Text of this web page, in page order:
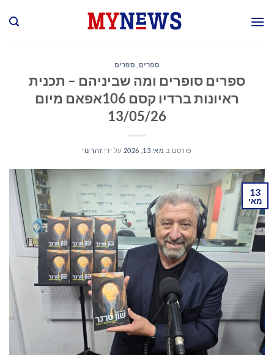
ספרים ספרים
ספרים סופרים ומה שביניהם – תכנית
ראיונות ברדיו קסם 106אפאם מיום
13/05/26
פורסם ב מאי 13, 2026 על ידי זהר נוי
13
מאי